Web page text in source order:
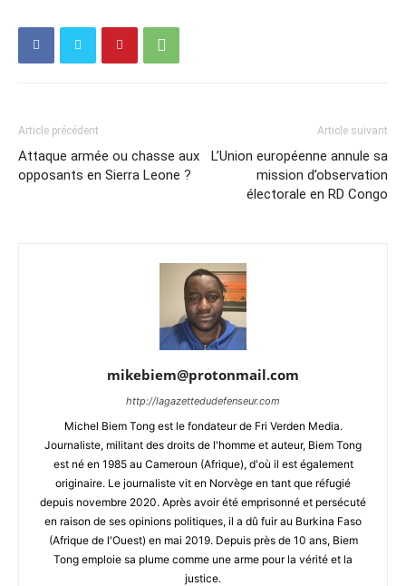
Article précédent
Attaque armée ou chasse aux
opposants en Sierra Leone ?
Article suivant
L’Union européenne annule sa
mission d’observation
électorale en RD Congo
mikebiem@protonmail.com
http://lagazettedudefenseur.com
Michel Biem Tong est le fondateur de Fri Verden Media.
Journaliste, militant des droits de l'homme et auteur, Biem Tong
est né en 1985 au Cameroun (Afrique), d'où il est également
originaire. Le journaliste vit en Norvège en tant que réfugié
depuis novembre 2020. Après avoir été emprisonné et persécuté
en raison de ses opinions politiques, il a dû fuir au Burkina Faso
(Afrique de l'Ouest) en mai 2019. Depuis près de 10 ans, Biem
Tong emploie sa plume comme une arme pour la vérité et la
justice.